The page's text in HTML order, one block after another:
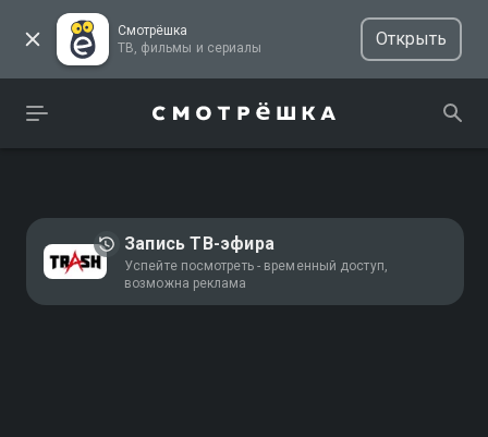
Смотрёшка
ТВ, фильмы и сериалы
Открыть
Запись ТВ-эфира
Успейте посмотреть - временный доступ,
возможна реклама